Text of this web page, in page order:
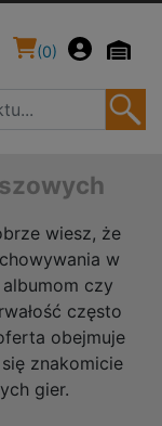
(0)
wiesz, że
w
czy
często
obejmuje
znakomicie
gier.